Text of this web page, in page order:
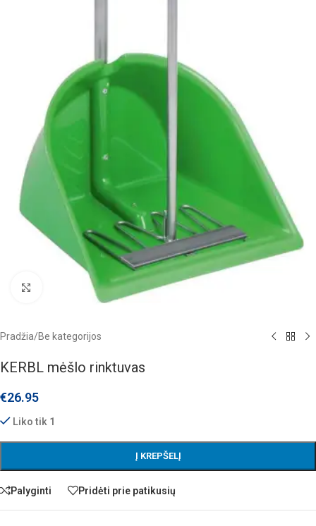
Click to enlarge
Pradžia/Be kategorijos
KERBL mėšlo rinktuvas
€26.95
Liko tik 1
Į KREPŠELĮ
Palyginti Pridėti prie patikusių